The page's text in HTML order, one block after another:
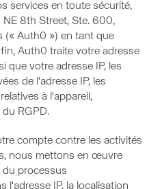
services en toute sécurité,
8th Street, Ste. 600,
(« Auth0 ») en tant que
Auth0 traite votre adresse
que votre adresse IP, les
de l'adresse IP, les
à l'appareil,
RGPD.
compte contre les activités
nous mettons en œuvre
du processus
l'adresse IP, la localisation